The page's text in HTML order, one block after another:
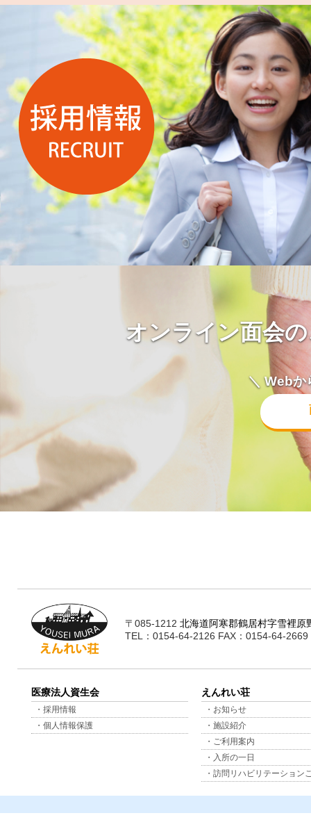
オンライン面会
＼ Webか
〒085-1212 北海道阿寒郡鶴居村字雪裡原
TEL：0154-64-2126 FAX：0154-64-2669
医療法人資生会
・採用情報
・個人情報保護
えんれい荘
・お知らせ
・施設紹介
・ご利用案内
・入所の一日
・訪問リハビリテーション